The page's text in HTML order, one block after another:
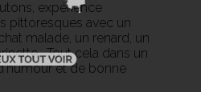
expérience
pittoresques avec un
malade, un renard, un
Tout cela dans un
et de bonne